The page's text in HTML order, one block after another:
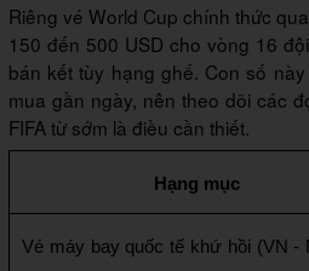
Riêng vé World Cup chính thức
150 đến 500 USD cho vòng 16
bán kết tùy hạng ghế. Con số
mua gần ngày, nên theo dõi các
FIFA từ sớm là điều cần thiết.
Hạng mục
Vé máy bay quốc tế khứ hồi (VN -